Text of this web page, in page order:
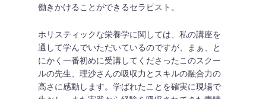
働きかけることができるセラピスト。
ホリスティックな栄養学に関しては、私の講座を
通して学んでいただいているのですが、まぁ、と
にかく一番初めに受講してくださったこのスクー
ルの先生、理沙さんの吸収力とスキルの融合力の
高さに感動します。学ばれたことを確実に現場で